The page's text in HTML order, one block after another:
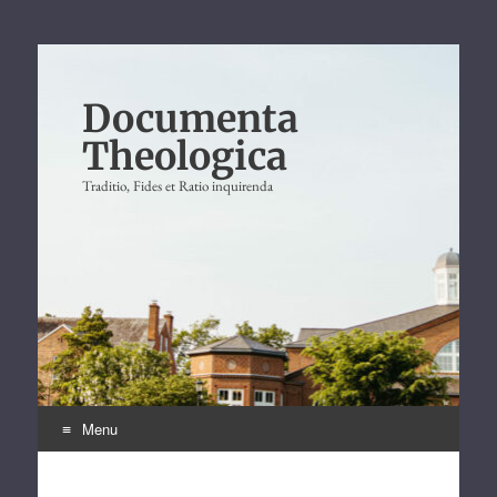
Documenta
Theologica
Traditio, Fides et Ratio inquirenda
Menu